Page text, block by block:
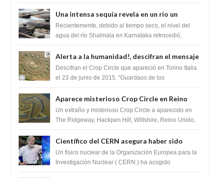
Una intensa sequía revela en un río un
impresionante hallazgo de miles de Shiva
Lingas
Recientemente, debido al tiempo seco, el nivel del
agua del río Shalmala en Karnataka retrocedió,
Alerta a la humanidad!, descifran el mensaje
del Crop Circle de Torino ,Italia
Descifran el Crop Circle que apareció en Torino Italia
el 23 de junio de 2015. "Guardaos de los
Aparece misterioso Crop Circle en Reino
Unido 23 de junio 2016
Un extraño y misterioso Crop Circle a aparecido en
The Ridgeway, Hackpen Hill, Wiltshire, Reino Unido,
Científico del CERN asegura haber sido
ayudado por seres de luz durante una
prueba del Colisionador de Hadrones
Un físico nuclear de la Organización Europea para la
Investigación Nuclear ( CERN ) ha acogido